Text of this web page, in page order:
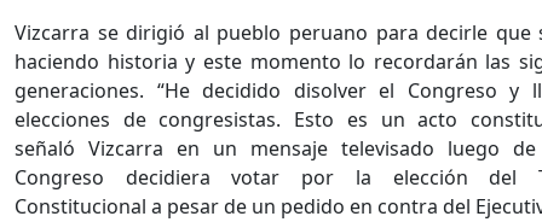
Vizcarra se dirigió al pueblo peruano para decirle que
haciendo historia y este momento lo recordarán las
generaciones. “He decidido disolver el Congreso y
elecciones de congresistas. Esto es un acto
señaló Vizcarra en un mensaje televisado luego
Congreso decidiera votar por la elección del
Constitucional a pesar de un pedido en contra del